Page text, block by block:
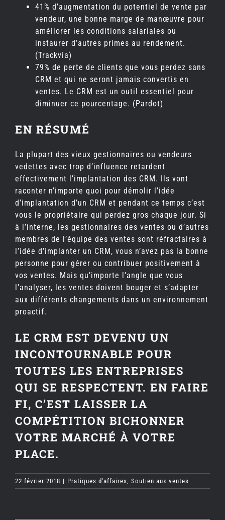
41% d’augmentation du potentiel de vente par
vendeur, une bonne marge de manœuvre pour
améliorer les conditions salariales ou
instaurer d’autres primes au rendement.
(Trackvia)
79% de perte de clients que vous perdez sans
CRM et qui ne seront jamais convertis en
ventes. Le CRM est un outil essentiel pour
diminuer ce pourcentage. (Pardot)
EN RÉSUMÉ
La plupart des vieux gestionnaires ou vendeurs
vedettes avec trop d’influence retardent
effectivement l’implantation des CRM. Ils vont
raconter n’importe quoi pour démolir l’idée
d’implantation d’un CRM et pendant ce temps c’est
vous le propriétaire qui perdez gros chaque jour. Si
à l’interne, les gestionnaires des ventes ou d’autres
membres de l’équipe des ventes sont réfractaires à
l’idée d’implanter un CRM, vous n’avez pas la bonne
personne pour gérer ou contribuer positivement à
vos ventes. Mais qu’importe l’angle que vous
l’analyser, les ventes doivent bouger et s’adapter
aux différents changements dans un environnement
proactif.
LE CRM EST DEVENU UN
INCONTOURNABLE POUR
TOUTES LES ENTREPRISES
QUI SE RESPECTENT. EN FAIRE
FI, C’EST LAISSER LA
COMPÉTITION BICHONNER
VOTRE MARCHÉ À VOTRE
PLACE.
22 février 2018 | Pratiques d'affaires Soutien aux ventes